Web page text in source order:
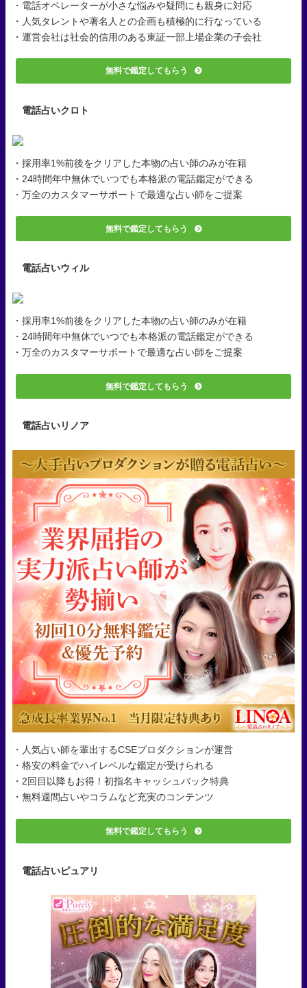
・電話オペレーターが小さな悩みや疑問にも親身に対応
・人気タレントや著名人との企画も積極的に行なっている
・運営会社は社会的信用のある東証一部上場企業の子会社
無料で鑑定してもらう
電話占いクロト
・採用率1%前後をクリアした本物の占い師のみが在籍
・24時間年中無休でいつでも本格派の電話鑑定ができる
・万全のカスタマーサポートで最適な占い師をご提案
無料で鑑定してもらう
電話占いウィル
・採用率1%前後をクリアした本物の占い師のみが在籍
・24時間年中無休でいつでも本格派の電話鑑定ができる
・万全のカスタマーサポートで最適な占い師をご提案
無料で鑑定してもらう
電話占いリノア
・人気占い師を輩出するCSEプロダクションが運営
・格安の料金でハイレベルな鑑定が受けられる
・2回目以降もお得！初指名キャッシュバック特典
・無料週間占いやコラムなど充実のコンテンツ
無料で鑑定してもらう
電話占いピュアリ